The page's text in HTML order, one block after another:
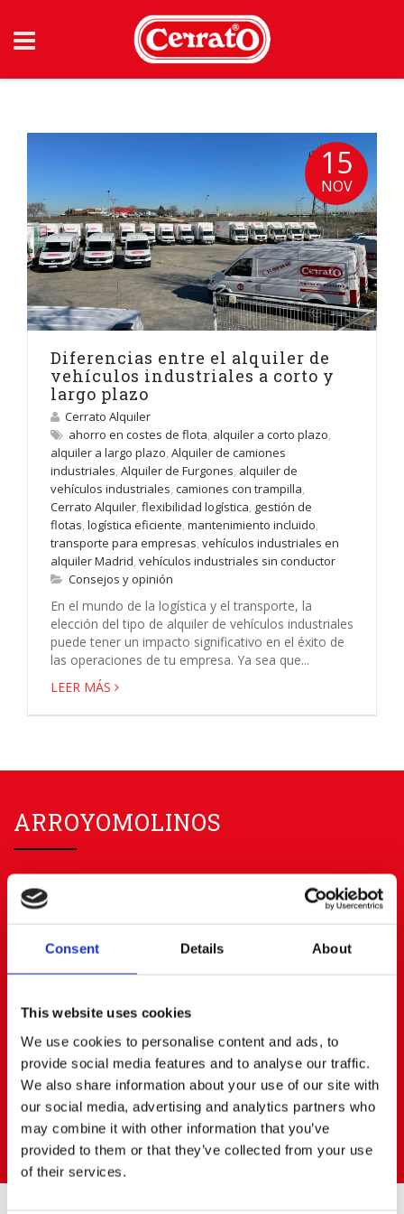
Consent Details About
This website uses cookies
We use cookies to personalise content and ads, to
provide social media features and to analyse our traffic.
We also share information about your use of our site with
our social media, advertising and analytics partners who
may combine it with other information that you’ve
provided to them or that they’ve collected from your use
of their services.
15
NOV
Diferencias entre el alquiler de
vehículos industriales a corto y
largo plazo
Cerrato Alquiler
ahorro en costes de flota, alquiler a corto plazo,
alquiler a largo plazo, Alquiler de camiones
industriales, Alquiler de Furgones, alquiler de
vehículos industriales, camiones con trampilla,
Cerrato Alquiler, flexibilidad logística, gestión de
flotas, logística eficiente, mantenimiento incluido,
transporte para empresas, vehículos industriales en
alquiler Madrid, vehículos industriales sin conductor
Consejos y opinión
En el mundo de la logística y el transporte, la
elección del tipo de alquiler de vehículos industriales
puede tener un impacto significativo en el éxito de
las operaciones de tu empresa. Ya sea que...
LEER MÁS
ARROYOMOLINOS
91 668 63 40
656 83 00 20
info@cerratoalquiler.es
Parque Empresarial PARQUE 22
BOADILLA DEL MONTE
91 668 63 40
687472823
boadilla@cerratoalquiler.es
Calle Artesanos Nº 13
Pol. Ind. PRADO DEL ESPINO
28660 BOADILLA DEL MONTE (Madrid)